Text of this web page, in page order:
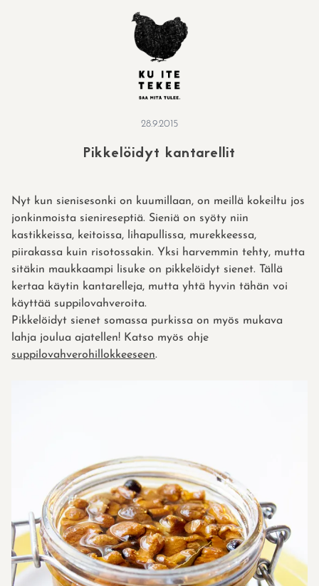
28.9.2015
Pikkelöidyt kantarellit
Nyt kun sienisesonki on kuumillaan, on meillä kokeiltu jos
jonkinmoista sienireseptiä. Sieniä on syöty niin
kastikkeissa, keitoissa, lihapullissa, murekkeessa,
piirakassa kuin risotossakin. Yksi harvemmin tehty, mutta
sitäkin maukkaampi lisuke on pikkelöidyt sienet. Tällä
kertaa käytin kantarelleja, mutta yhtä hyvin tähän voi
käyttää suppilovahveroita.
Pikkelöidyt sienet somassa purkissa on myös mukava
lahja joulua ajatellen! Katso myös ohje
suppilovahverohillokkeeseen.